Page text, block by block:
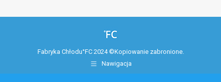
Fabryka Chłodu°FC 2024 ©Kopiowanie zabronione.
Nawigacja